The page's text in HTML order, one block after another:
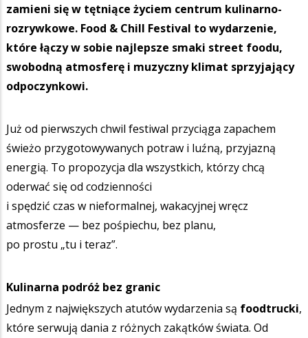
zamieni się w tętniące życiem centrum kulinarno-
rozrywkowe. Food & Chill Festival to wydarzenie,
które łączy w sobie najlepsze smaki street foodu,
swobodną atmosferę i muzyczny klimat sprzyjający
odpoczynkowi.
Już od pierwszych chwil festiwal przyciąga zapachem
świeżo przygotowywanych potraw i luźną, przyjazną
energią. To propozycja dla wszystkich, którzy chcą
oderwać się od codzienności
i spędzić czas w nieformalnej, wakacyjnej wręcz
atmosferze — bez pośpiechu, bez planu,
po prostu „tu i teraz”.
Kulinarna podróż bez granic
Jednym z największych atutów wydarzenia są foodtrucki,
które serwują dania z różnych zakątków świata. Od